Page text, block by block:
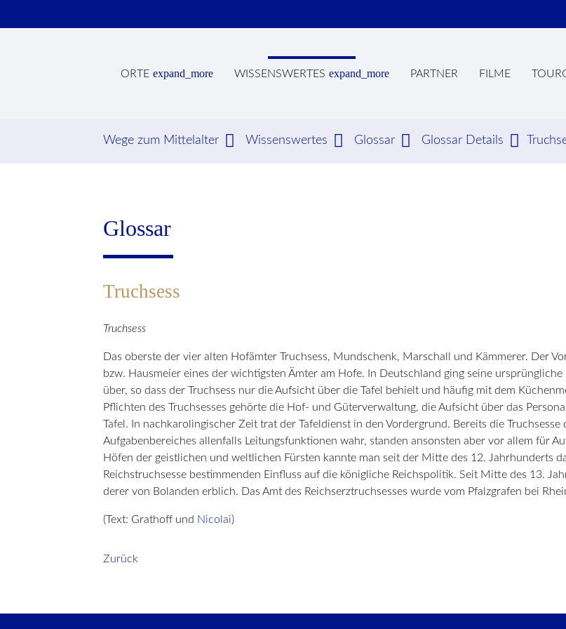
ORTE expand_more WISSENSWERTES expand_more PARTNER FILME
Wege zum Mittelalter Wissenswertes Glossar Glossar Details
Glossar
Truchsess
Truchsess
Das oberste der vier alten Hofämter Truchsess, Mundschenk, Marschall und Kämmerer. Der
bzw. Hausmeier eines der wichtigsten Ämter am Hofe. In Deutschland ging seine
über, so dass der Truchsess nur die Aufsicht über die Tafel behielt und häufig mit dem
Pflichten des Truchsesses gehörte die Hof- und Güterverwaltung, die Aufsicht über das
Tafel. In nachkarolingischer Zeit trat der Tafeldienst in den Vordergrund. Bereits die
Aufgabenbereiches allenfalls Leitungsfunktionen wahr, standen ansonsten aber vor allem für
Höfen der geistlichen und weltlichen Fürsten kannte man seit der Mitte des 12. Jahrhunderts
Reichstruchsesse bestimmenden Einfluss auf die königliche Reichspolitik. Seit Mitte des 13.
derer von Bolanden erblich. Das Amt des Reichserztruchsesses wurde vom Pfalzgrafen bei
(Text: Grathoff und Nicolai)
Zurück